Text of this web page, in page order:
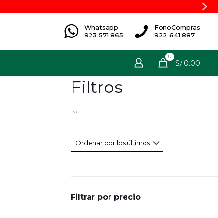
Whatsapp
923 571 865
FonoCompras
922 641 887
0
S/ 0.00
Filtros
Filtrar por precio